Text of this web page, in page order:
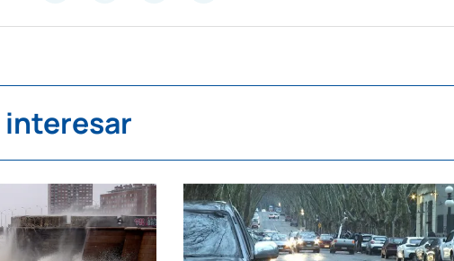
interesar